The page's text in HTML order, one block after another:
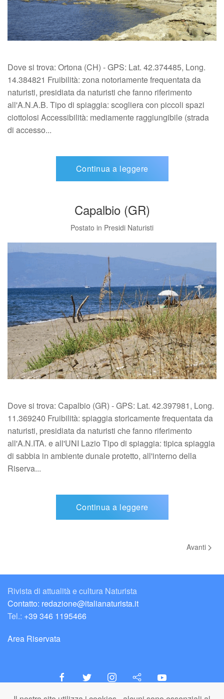
Dove si trova: Ortona (CH) - GPS: Lat. 42.374485, Long.
14.384821 Fruibilità: zona notoriamente frequentata da
naturisti, presidiata da naturisti che fanno riferimento
all'A.N.A.B. Tipo di spiaggia: scogliera con piccoli spazi
ciottolosi Accessibilità: mediamente raggiungibile (strada
di accesso...
Continua a leggere
Capalbio (GR)
Postato in Presidi Naturisti
Dove si trova: Capalbio (GR) - GPS: Lat. 42.397981, Long.
11.369240 Fruibilità: spiaggia storicamente frequentata da
naturisti, presidiata da naturisti che fanno riferimento
all'A.N.ITA. e all'UNI Lazio Tipo di spiaggia: tipica spiaggia
di sabbia in ambiente dunale protetto, all'interno della
Riserva...
Continua a leggere
Avanti
Rivista di attualità e cultura Naturista
Contatto: redazione@italianaturista.it
Tel.: +39 346 1195466
Area Riservata